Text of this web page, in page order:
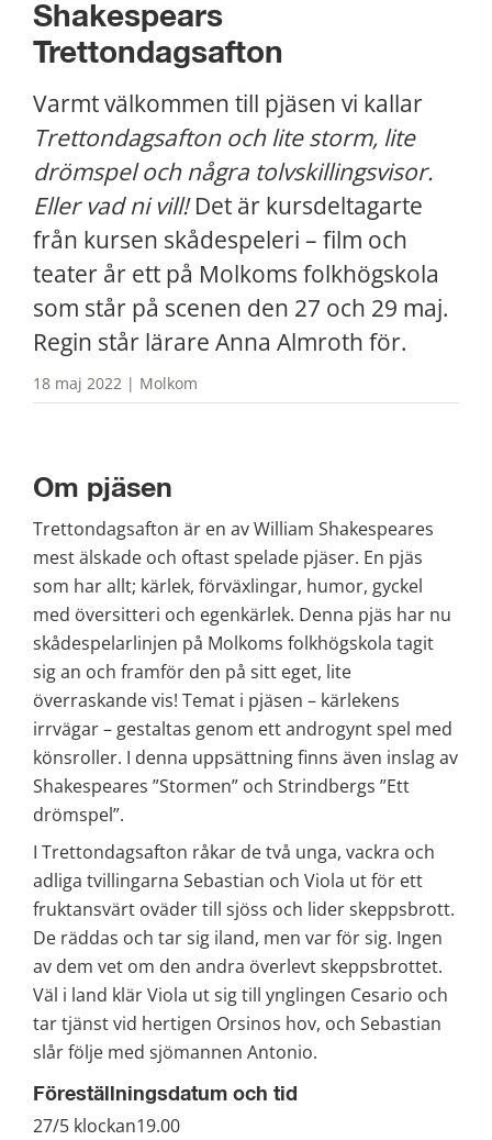
Shakespears
Trettondagsafton
Trettondagsafton och lite storm, lite
drömspel och några tolvskillingsvisor.
Eller vad ni vill! Det är kursdeltagarte
från kursen skådespeleri – film och
teater år ett på Molkoms folkhögskola
som står på scenen den 27 och 29 maj.
Regin står lärare Anna Almroth för.
18 maj 2022 | Molkom
Om pjäsen
Trettondagsafton är en av William Shakespeares
mest älskade och oftast spelade pjäser. En pjäs
som har allt; kärlek, förväxlingar, humor, gyckel
med översitteri och egenkärlek. Denna pjäs har nu
skådespelarlinjen på Molkoms folkhögskola tagit
sig an och framför den på sitt eget, lite
överraskande vis! Temat i pjäsen – kärlekens
irrvägar – gestaltas genom ett androgynt spel med
könsroller. I denna uppsättning finns även inslag av
Shakespeares ”Stormen” och Strindbergs ”Ett
drömspel”.
I Trettondagsafton råkar de två unga, vackra och
adliga tvillingarna Sebastian och Viola ut för ett
fruktansvärt oväder till sjöss och lider skeppsbrott.
De räddas och tar sig iland, men var för sig. Ingen
av dem vet om den andra överlevt skeppsbrottet.
Väl i land klär Viola ut sig till ynglingen Cesario och
tar tjänst vid hertigen Orsinos hov, och Sebastian
slår följe med sjömannen Antonio.
Föreställningsdatum och tid
27/5 klockan19.00